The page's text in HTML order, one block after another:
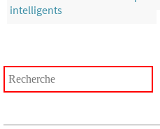
intelligents